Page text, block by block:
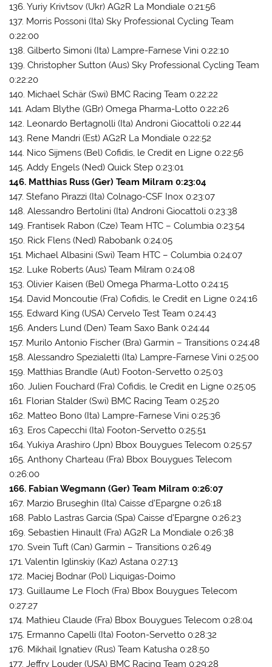
136. Yuriy Krivtsov (Ukr) AG2R La Mondiale 0:21:56
137. Morris Possoni (Ita) Sky Professional Cycling Team
0:22:00
138. Gilberto Simoni (Ita) Lampre-Farnese Vini 0:22:10
139. Christopher Sutton (Aus) Sky Professional Cycling Team
0:22:20
140. Michael Schär (Swi) BMC Racing Team 0:22:22
141. Adam Blythe (GBr) Omega Pharma-Lotto 0:22:26
142. Leonardo Bertagnolli (Ita) Androni Giocattoli 0:22:44
143. Rene Mandri (Est) AG2R La Mondiale 0:22:52
144. Nico Sijmens (Bel) Cofidis, le Credit en Ligne 0:22:56
145. Addy Engels (Ned) Quick Step 0:23:01
146. Matthias Russ (Ger) Team Milram 0:23:04
147. Stefano Pirazzi (Ita) Colnago-CSF Inox 0:23:07
148. Alessandro Bertolini (Ita) Androni Giocattoli 0:23:38
149. Frantisek Rabon (Cze) Team HTC – Columbia 0:23:54
150. Rick Flens (Ned) Rabobank 0:24:05
151. Michael Albasini (Swi) Team HTC – Columbia 0:24:07
152. Luke Roberts (Aus) Team Milram 0:24:08
153. Olivier Kaisen (Bel) Omega Pharma-Lotto 0:24:15
154. David Moncoutie (Fra) Cofidis, le Credit en Ligne 0:24:16
155. Edward King (USA) Cervelo Test Team 0:24:43
156. Anders Lund (Den) Team Saxo Bank 0:24:44
157. Murilo Antonio Fischer (Bra) Garmin – Transitions 0:24:48
158. Alessandro Spezialetti (Ita) Lampre-Farnese Vini 0:25:00
159. Matthias Brandle (Aut) Footon-Servetto 0:25:03
160. Julien Fouchard (Fra) Cofidis, le Credit en Ligne 0:25:05
161. Florian Stalder (Swi) BMC Racing Team 0:25:20
162. Matteo Bono (Ita) Lampre-Farnese Vini 0:25:36
163. Eros Capecchi (Ita) Footon-Servetto 0:25:51
164. Yukiya Arashiro (Jpn) Bbox Bouygues Telecom 0:25:57
165. Anthony Charteau (Fra) Bbox Bouygues Telecom
0:26:00
166. Fabian Wegmann (Ger) Team Milram 0:26:07
167. Marzio Bruseghin (Ita) Caisse d’Epargne 0:26:18
168. Pablo Lastras Garcia (Spa) Caisse d’Epargne 0:26:23
169. Sebastien Hinault (Fra) AG2R La Mondiale 0:26:38
170. Svein Tuft (Can) Garmin – Transitions 0:26:49
171. Valentin Iglinskiy (Kaz) Astana 0:27:13
172. Maciej Bodnar (Pol) Liquigas-Doimo
173. Guillaume Le Floch (Fra) Bbox Bouygues Telecom
0:27:27
174. Mathieu Claude (Fra) Bbox Bouygues Telecom 0:28:04
175. Ermanno Capelli (Ita) Footon-Servetto 0:28:32
176. Mikhail Ignatiev (Rus) Team Katusha 0:28:50
177. Jeffry Louder (USA) BMC Racing Team 0:29:28